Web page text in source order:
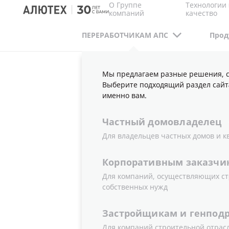
О Группе
компаний
Технологии
качество
ПЕРЕРАБОТЧИКАМ АПС
Мы предлагаем разные решения,
Выберите подходящий раздел
именно вам.
Частный домовладелец
Для владельцев частных домов и
Корпоративным
Для компаний, осуществляющих
собственных нужд
Застройщикам и
ПЕРЕРАБОТЧИКАМ АПС ПУБЛИКАЦИИ
ALT F50